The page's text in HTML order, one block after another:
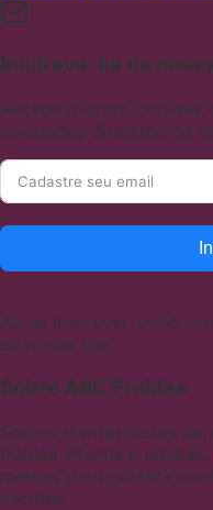
Inscreva-se na
Receba ofertas
novidades diretamente
Ao se inscrever, você
de nossa loja.
Sobre ABC Fraldas
Somos distribuidores de
fraldas infantis e
marcas para garantir
clientes